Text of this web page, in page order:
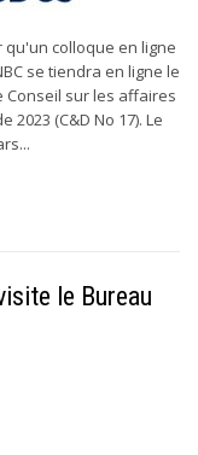
colloque en ligne
se tiendra en ligne le
Conseil sur les affaires
(C&D No 17). Le
le Bureau